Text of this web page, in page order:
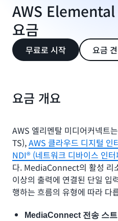
AWS
요금
무료로 시작 요금
요금 개요
AWS 엘리멘탈 미디어커넥트
TS),AWS 클라우드 디지털 인
NDI® (네트워크 디바이스 인
다. MediaConnect의 활성 리
이상의 출력에 연결된 단일 입
행하는 흐름의 유형에 따라 다
MediaConnect 전송 스